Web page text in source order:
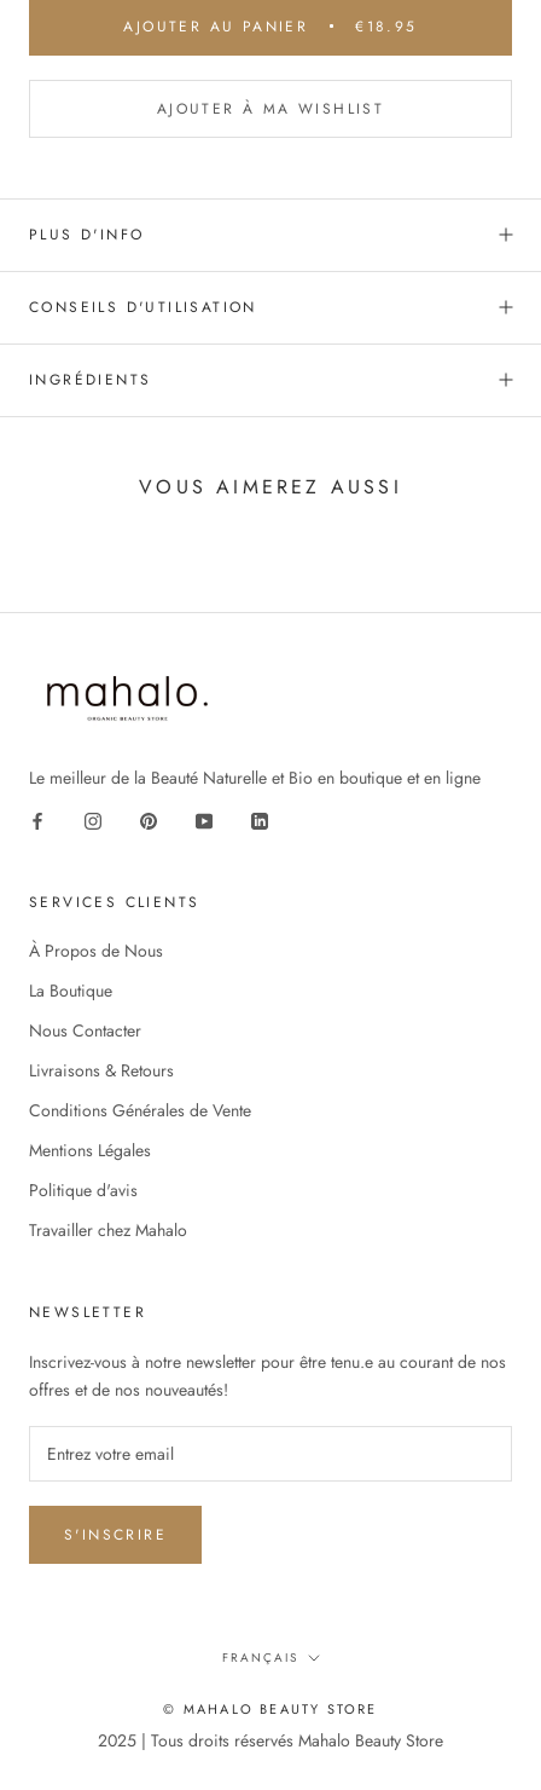
AJOUTER AU PANIER €18.95
AJOUTER À MA WISHLIST
PLUS D'INFO
CONSEILS D'UTILISATION
INGRÉDIENTS
VOUS AIMEREZ AUSSI
Le meilleur de la Beauté Naturelle et Bio en boutique et en ligne
SERVICES CLIENTS
À Propos de Nous
La Boutique
Nous Contacter
Livraisons & Retours
Conditions Générales de Vente
Mentions Légales
Politique d'avis
Travailler chez Mahalo
NEWSLETTER
Inscrivez-vous à notre newsletter pour être tenu.e au courant de nos
offres et de nos nouveautés!
S'INSCRIRE
Langue
FRANÇAIS
© MAHALO BEAUTY STORE
2025 | Tous droits réservés Mahalo Beauty Store